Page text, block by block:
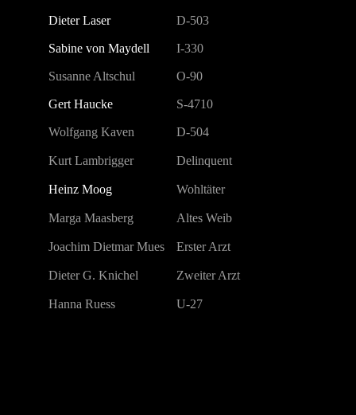
Dieter Laser D-503
Sabine von Maydell I-330
Susanne Altschul O-90
Gert Haucke S-4710
Wolfgang Kaven D-504
Kurt Lambrigger Delinquent
Heinz Moog Wohltäter
Marga Maasberg Altes Weib
Joachim Dietmar Mues Erster Arzt
Dieter G. Knichel Zweiter Arzt
Hanna Ruess U-27